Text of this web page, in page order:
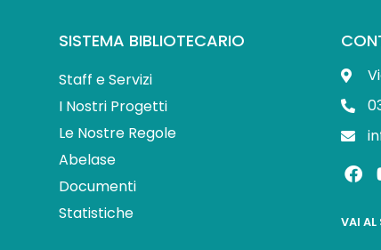
SISTEMA BIBLIOTECARIO
Staff e Servizi
I Nostri Progetti
Le Nostre Regole
Abelase
Documenti
Statistiche
F
a
e
VAI AL